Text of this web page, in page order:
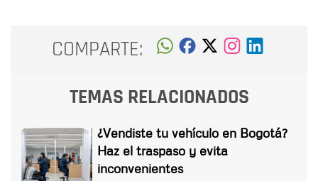
COMPARTE:
TEMAS RELACIONADOS
¿Vendiste tu vehículo en Bogotá?
Haz el traspaso y evita
inconvenientes